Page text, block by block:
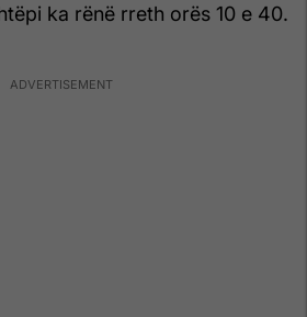
ka rënë rreth orës 10 e 40.